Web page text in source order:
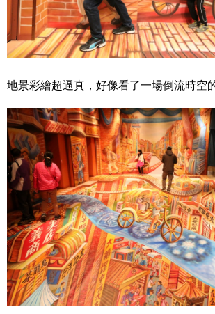
地景彩繪超逼真，好像看了一場倒流時空